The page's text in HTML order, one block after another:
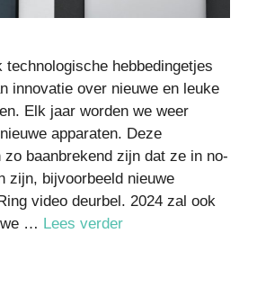
hebbedingetjes
innovatie over nieuwe en leuke
Elk jaar worden we weer
apparaten. Deze
zo baanbrekend zijn dat ze in no-
zijn, bijvoorbeeld nieuwe
video deurbel. 2024 zal ook
… Lees verder